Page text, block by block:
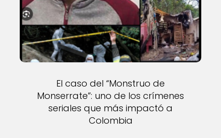
El caso del “Monstruo de
Monserrate”: uno de los crímenes
seriales que más impactó a
Colombia